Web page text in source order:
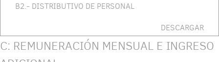
B2.- DISTRIBUTIVO DE PERSONAL
DESCARGAR
C: REMUNERACIÓN MENSUAL E INGRESO